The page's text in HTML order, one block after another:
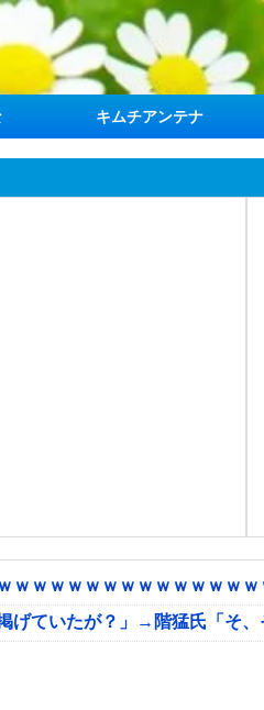
キムチアンテナ
ｗｗｗｗｗｗｗｗｗｗｗｗ
ていたが？」→階猛氏「そ、